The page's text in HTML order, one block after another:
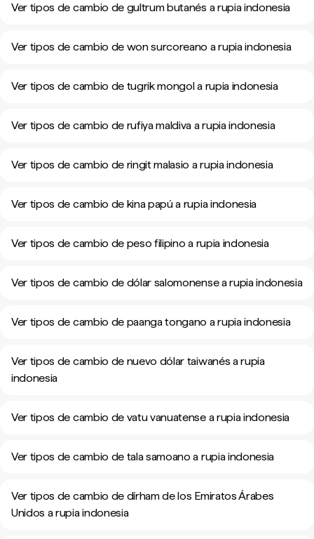
Ver tipos de cambio de gultrum butanés a rupia indonesia
Ver tipos de cambio de won surcoreano a rupia indonesia
Ver tipos de cambio de tugrik mongol a rupia indonesia
Ver tipos de cambio de rufiya maldiva a rupia indonesia
Ver tipos de cambio de ringit malasio a rupia indonesia
Ver tipos de cambio de kina papú a rupia indonesia
Ver tipos de cambio de peso filipino a rupia indonesia
Ver tipos de cambio de dólar salomonense a rupia indonesia
Ver tipos de cambio de paanga tongano a rupia indonesia
Ver tipos de cambio de nuevo dólar taiwanés a rupia
indonesia
Ver tipos de cambio de vatu vanuatense a rupia indonesia
Ver tipos de cambio de tala samoano a rupia indonesia
Ver tipos de cambio de dírham de los Emiratos Árabes
Unidos a rupia indonesia